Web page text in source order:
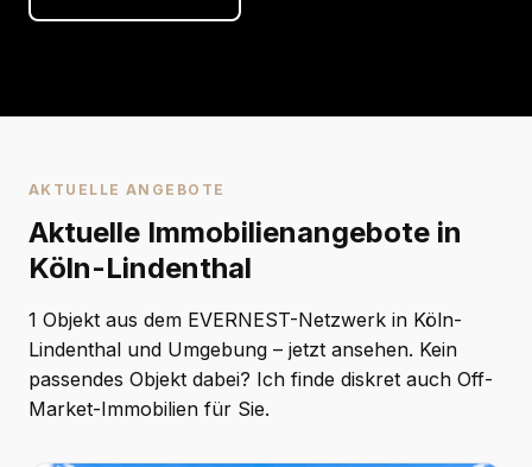
AKTUELLE ANGEBOTE
Aktuelle Immobilienangebote in
Köln-Lindenthal
1 Objekt aus dem EVERNEST-Netzwerk in Köln-
Lindenthal und Umgebung – jetzt ansehen. Kein
passendes Objekt dabei? Ich finde diskret auch Off-
Market-Immobilien für Sie.